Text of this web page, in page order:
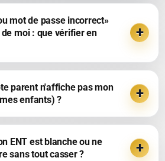
mot de passe incorrect»
moi : que vérifier en
parent n'affiche pas mon
enfants) ?
ENT est blanche ou ne
sans tout casser ?